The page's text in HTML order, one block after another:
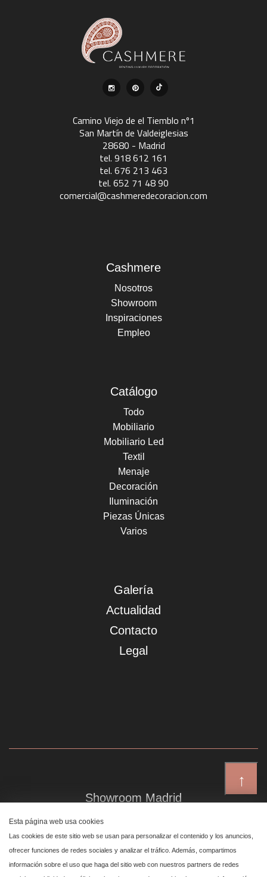
↑
Camino Viejo de el Tiemblo nº1
San Martín de Valdeiglesias
28680 - Madrid
tel. 918 612 161
tel. 676 213 463
tel. 652 71 48 90
comercial@cashmeredecoracion.com
Cashmere
Nosotros
Showroom
Inspiraciones
Empleo
Catálogo
Todo
Mobiliario
Mobiliario Led
Textil
Menaje
Decoración
Iluminación
Piezas Únicas
Varios
Galería
Actualidad
Contacto
Legal
Showroom Madrid
Plaza de Canalejas 6, 4 izq
Centro, 28014 Madrid
Esta página web usa cookies
Las cookies de este sitio web se usan para personalizar el contenido y los anuncios,
ofrecer funciones de redes sociales y analizar el tráfico. Además, compartimos
información sobre el uso que haga del sitio web con nuestros partners de redes